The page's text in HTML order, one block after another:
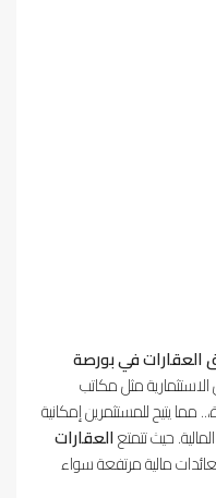
في بورصة
مثل مكاتب
يتيح للمستثمرين إمكانية
حيث تتمتعالعقارات
مالية مرتفعة سواء